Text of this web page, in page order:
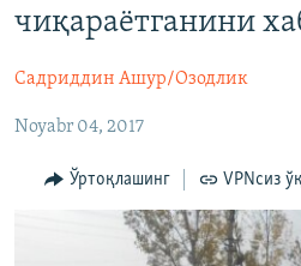
ўтинг
На русском
ИЖТИМОИЙ ТАРМОҚЛАР
Озодлик бошқа тилларда
чиқараётганини
Садриддин Ашур/Озодлик
Noyabr 04, 2017
Ўртоқлашинг VPNсиз